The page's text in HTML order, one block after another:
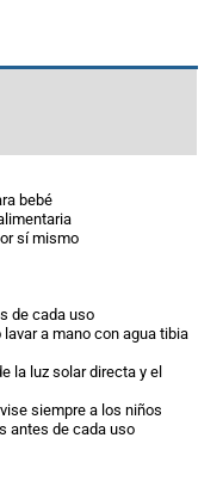
bebé
sí mismo
de cada uso
a mano con agua tibia
la luz solar directa y el
siempre a los niños
antes de cada uso